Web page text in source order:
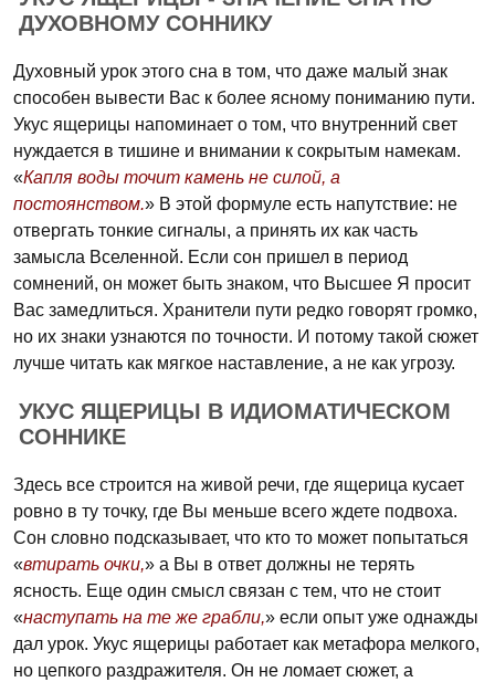
ДУХОВНОМУ СОННИКУ
Духовный урок этого сна в том, что даже малый знак
способен вывести Вас к более ясному пониманию пути.
Укус ящерицы напоминает о том, что внутренний свет
нуждается в тишине и внимании к сокрытым намекам.
«Капля воды точит камень не силой, а
постоянством.» В этой формуле есть напутствие: не
отвергать тонкие сигналы, а принять их как часть
замысла Вселенной. Если сон пришел в период
сомнений, он может быть знаком, что Высшее Я просит
Вас замедлиться. Хранители пути редко говорят громко,
но их знаки узнаются по точности. И потому такой сюжет
лучше читать как мягкое наставление, а не как угрозу.
УКУС ЯЩЕРИЦЫ В ИДИОМАТИЧЕСКОМ
СОННИКЕ
Здесь все строится на живой речи, где ящерица кусает
ровно в ту точку, где Вы меньше всего ждете подвоха.
Сон словно подсказывает, что кто то может попытаться
«втирать очки,» а Вы в ответ должны не терять
ясность. Еще один смысл связан с тем, что не стоит
«наступать на те же грабли,» если опыт уже однажды
дал урок. Укус ящерицы работает как метафора мелкого,
но цепкого раздражителя. Он не ломает сюжет, а